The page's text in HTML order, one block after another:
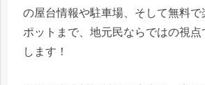
の屋台情報や駐車場、そして無料で
ポットまで、地元民ならではの視点
します！